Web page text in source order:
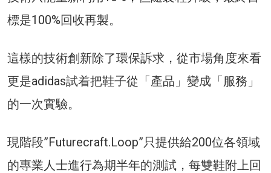
標是100%回收再製。
這樣的技術創新除了環保訴求，從市場角度來看
更是adidas試着把鞋子從「產品」變成「服務」
的一次實驗。
現階段”Futurecraft.Loop”只提供給200位各領域
的專業人士進行為期半年的測試，每雙鞋附上回